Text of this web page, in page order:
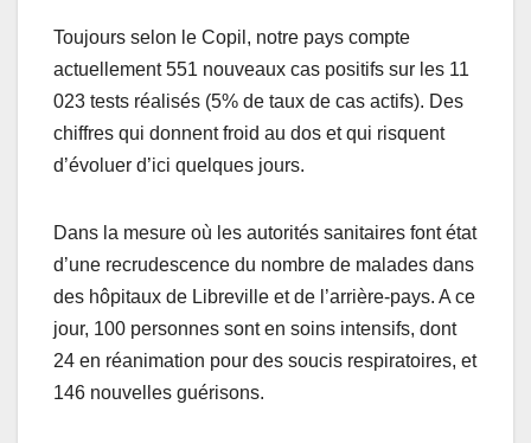
Toujours selon le Copil, notre pays compte
actuellement 551 nouveaux cas positifs sur les 11
023 tests réalisés (5% de taux de cas actifs). Des
chiffres qui donnent froid au dos et qui risquent
d’évoluer d’ici quelques jours.
Dans la mesure où les autorités sanitaires font état
d’une recrudescence du nombre de malades dans
des hôpitaux de Libreville et de l’arrière-pays. A ce
jour, 100 personnes sont en soins intensifs, dont
24 en réanimation pour des soucis respiratoires, et
146 nouvelles guérisons.